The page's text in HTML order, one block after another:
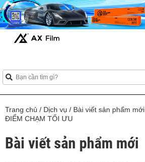
Trang chủ / Dịch vụ / Bài viết sản phẩm mới
ĐIỂM CHẠM TỐI ƯU
Bài viết sản phẩm mới